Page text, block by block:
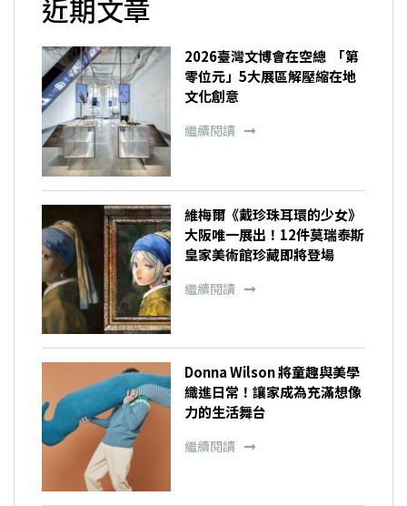
近期文章
2026臺灣文博會在空總 「第
零位元」5大展區解壓縮在地
文化創意
繼續閱讀
維梅爾《戴珍珠耳環的少女》
大阪唯一展出！12件莫瑞泰斯
皇家美術館珍藏即將登場
繼續閱讀
Donna Wilson 將童趣與美學
織進日常！讓家成為充滿想像
力的生活舞台
繼續閱讀